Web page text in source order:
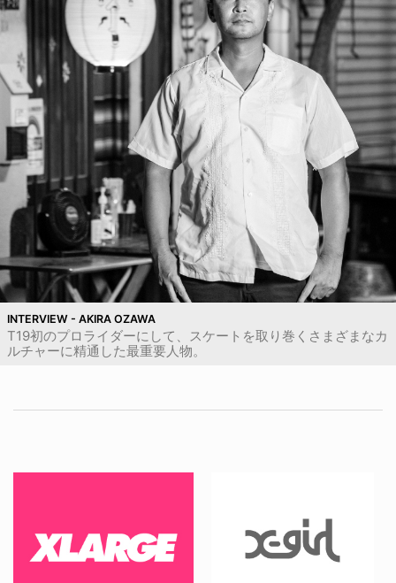
INTERVIEW - AKIRA OZAWA
T19初のプロライダーにして、スケートを取り巻くさまざまなカ
ルチャーに精通した最重要人物。